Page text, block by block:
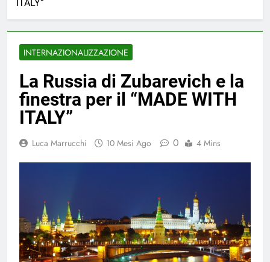
ITALY”
INTERNAZIONALIZZAZIONE
La Russia di Zubarevich e la
finestra per il “MADE WITH
ITALY”
Luca Marrucchi 10 Mesi Ago 0 4 Mins